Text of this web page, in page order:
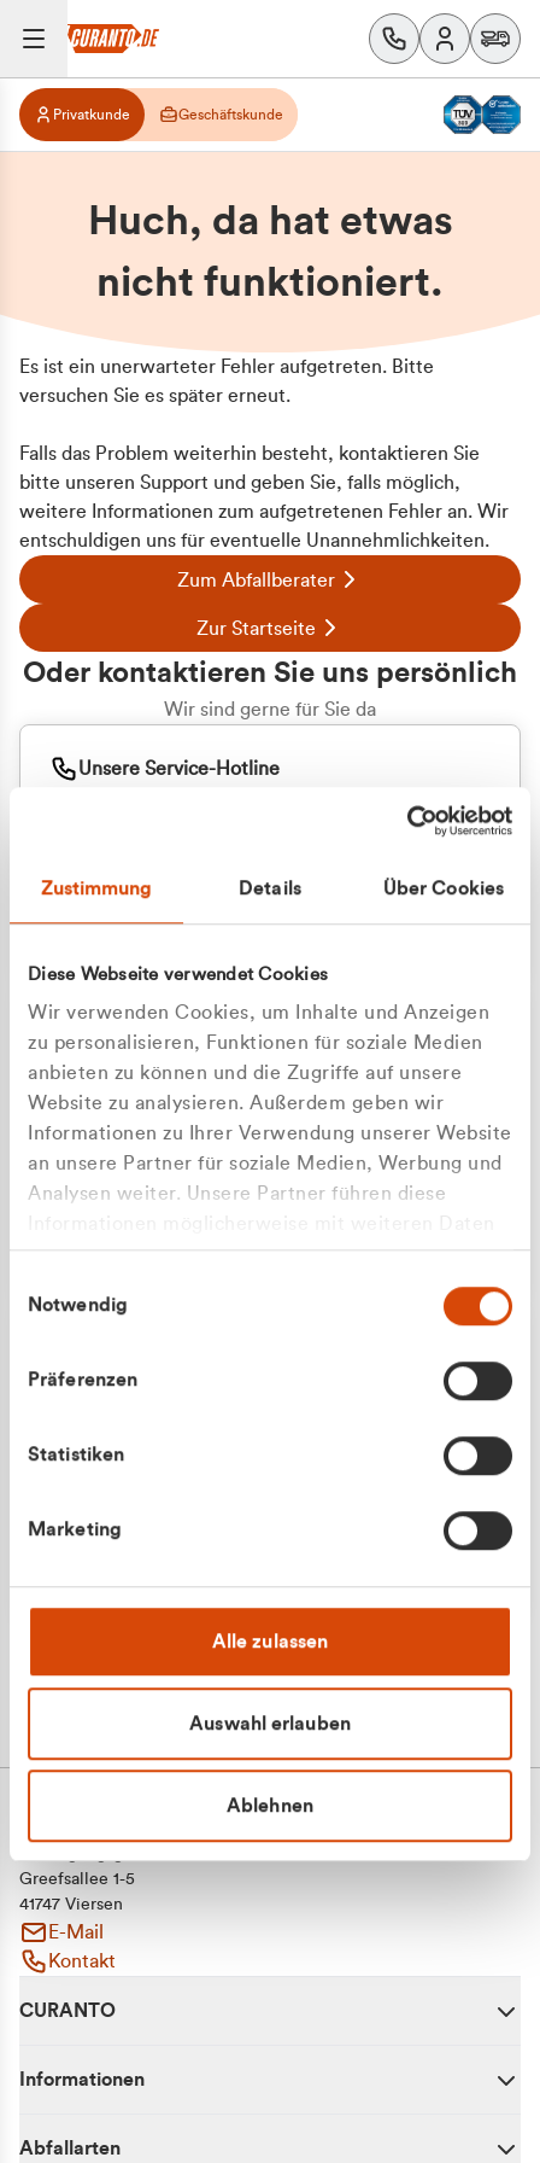
Zustimmung Details Über Cookies
Diese Webseite verwendet Cookies
Wir verwenden Cookies, um Inhalte und Anzeigen
zu personalisieren, Funktionen für soziale Medien
anbieten zu können und die Zugriffe auf unsere
Website zu analysieren. Außerdem geben wir
Informationen zu Ihrer Verwendung unserer Website
an unsere Partner für soziale Medien, Werbung und
Analysen weiter. Unsere Partner führen diese
zusammen, die Sie ihnen bereitgestellt haben oder
gesammelt haben.
Notwendig
Präferenzen
Statistiken
Marketing
Alle zulassen
Auswahl erlauben
Ablehnen
Zu welcher Kundengruppe
Privatkunde Geschäftskunde
Huch, da hat etwas
nicht funktioniert.
Es ist ein unerwarteter Fehler aufgetreten. Bitte
versuchen Sie es später erneut.
Falls das Problem weiterhin besteht, kontaktieren Sie
bitte unseren Support und geben Sie, falls möglich,
weitere Informationen zum aufgetretenen Fehler an. Wir
entschuldigen uns für eventuelle Unannehmlichkeiten.
Zum Abfallberater
Zur Startseite
Oder kontaktieren Sie uns persönlich
Wir sind gerne für Sie da
Unsere Service-Hotline
+49 177 8376058
Apilash Balanesan
Greefsallee 1-5
41747 Viersen
E-Mail
Kontakt
CURANTO
Informationen
Abfallarten